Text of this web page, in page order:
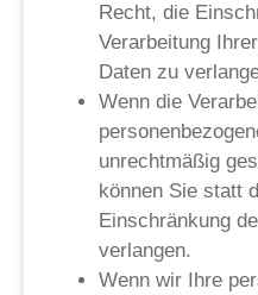
Recht, die
Verarbeitung
Daten zu
Wenn die
unrechtmäßig
können Sie statt
Einschränkung
verlangen.
Wenn wir Ihre